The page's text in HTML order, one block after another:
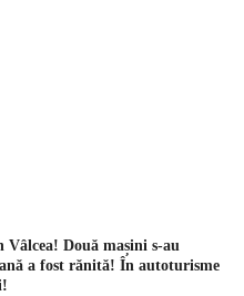
Vâlcea! Două mașini s-au
a fost rănită! În autoturisme